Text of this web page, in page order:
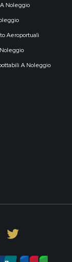
Noleggio
Aeroportuali
A Noleggio